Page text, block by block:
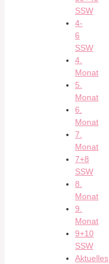
SSW
4-
6
SSW
4.
Monat
5.
Monat
6.
Monat
7.
Monat
7+8
SSW
8.
Monat
9.
Monat
9+10
SSW
Aktuelles